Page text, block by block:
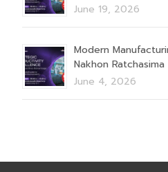
June 19, 2026
Modern
Nakhon Ratchasima
June 4, 2026